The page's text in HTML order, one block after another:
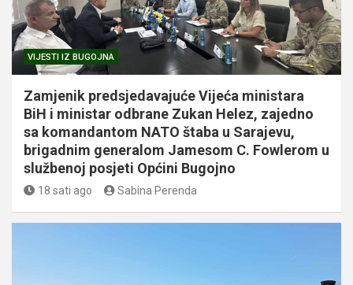
VIJESTI IZ BUGOJNA
Zamjenik predsjedavajuće Vijeća ministara
BiH i ministar odbrane Zukan Helez, zajedno
sa komandantom NATO štaba u Sarajevu,
brigadnim generalom Jamesom C. Fowlerom u
službenoj posjeti Općini Bugojno
18 sati ago Sabina Perenda